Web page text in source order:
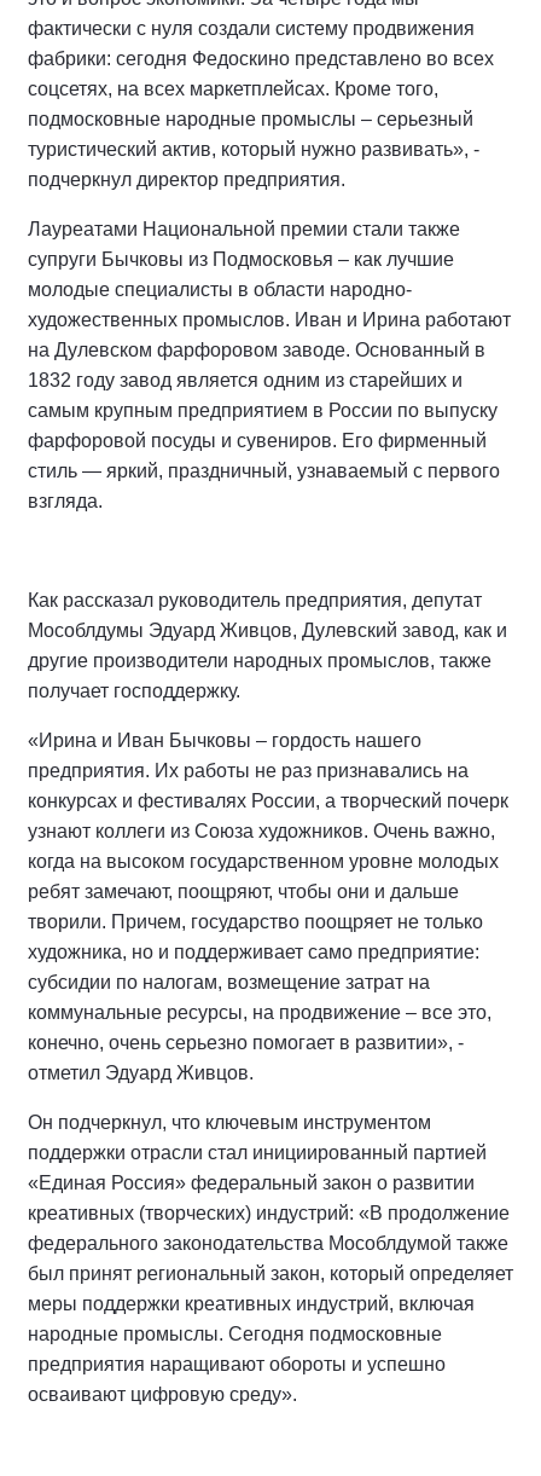
фактически с нуля создали систему продвижения
фабрики: сегодня Федоскино представлено во всех
соцсетях, на всех маркетплейсах. Кроме того,
подмосковные народные промыслы – серьезный
туристический актив, который нужно развивать», -
подчеркнул директор предприятия.
Лауреатами Национальной премии стали также
супруги Бычковы из Подмосковья – как лучшие
молодые специалисты в области народно-
художественных промыслов. Иван и Ирина работают
на Дулевском фарфоровом заводе. Основанный в
1832 году завод является одним из старейших и
самым крупным предприятием в России по выпуску
фарфоровой посуды и сувениров. Его фирменный
стиль — яркий, праздничный, узнаваемый с первого
взгляда.
Как рассказал руководитель предприятия, депутат
Мособлдумы Эдуард Живцов, Дулевский завод, как и
другие производители народных промыслов, также
получает господдержку.
«Ирина и Иван Бычковы – гордость нашего
предприятия. Их работы не раз признавались на
конкурсах и фестивалях России, а творческий почерк
узнают коллеги из Союза художников. Очень важно,
когда на высоком государственном уровне молодых
ребят замечают, поощряют, чтобы они и дальше
творили. Причем, государство поощряет не только
художника, но и поддерживает само предприятие:
субсидии по налогам, возмещение затрат на
коммунальные ресурсы, на продвижение – все это,
конечно, очень серьезно помогает в развитии», -
отметил Эдуард Живцов.
Он подчеркнул, что ключевым инструментом
поддержки отрасли стал инициированный партией
«Единая Россия» федеральный закон о развитии
креативных (творческих) индустрий: «В продолжение
федерального законодательства Мособлдумой также
был принят региональный закон, который определяет
меры поддержки креативных индустрий, включая
народные промыслы. Сегодня подмосковные
предприятия наращивают обороты и успешно
осваивают цифровую среду».